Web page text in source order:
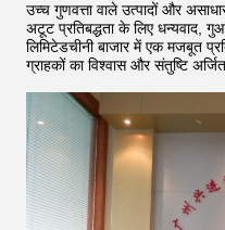
उच्च गुणवत्ता वाले उत्पादों और
अटूट प्रतिबद्धता के लिए धन्यवाद,
लिमिटेडचीनी बाजार में एक मजबूत
ग्राहकों का विश्वास और संतुष्टि